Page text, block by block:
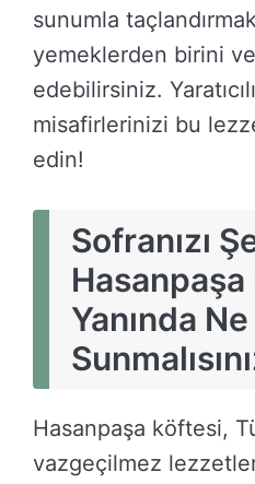
sunumla
yemeklerden birini
edebilirsiniz.
misafirlerinizi bu
edin!
Sofranızı
Yanında Ne
Hasanpaşa köftesi,
vazgeçilmez